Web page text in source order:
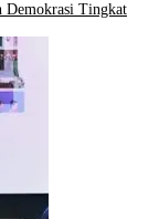
Demokrasi Tingkat